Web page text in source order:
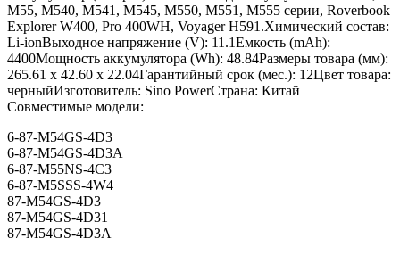
M55, M540, M541, M545, M550, M551, M555 серии, Roverbook
Explorer W400, Pro 400WH, Voyager H591.Химический состав:
Li-ionВыходное напряжение (V): 11.1Емкость (mAh):
4400Мощность аккумулятора (Wh): 48.84Размеры товара (мм):
265.61 x 42.60 x 22.04Гарантийный срок (мес.): 12Цвет товара:
черныйИзготовитель: Sino PowerСтрана: Китай
Совместимые модели:
6-87-M54GS-4D3
6-87-M54GS-4D3A
6-87-M55NS-4C3
6-87-M5SSS-4W4
87-M54GS-4D3
87-M54GS-4D31
87-M54GS-4D3A